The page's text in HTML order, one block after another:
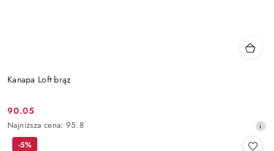
Kanapa Loft brąz
Cena
promocyjna:
90.05
Najniższa
cena
Najniższa cena: 95.8
-5%